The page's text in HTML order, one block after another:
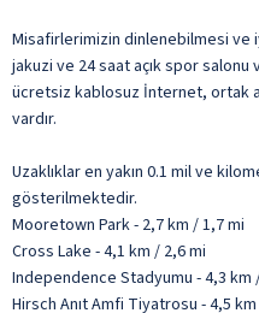
Misafirlerimizin dinlenebilmesi ve
jakuzi ve 24 saat açık spor salonu
ücretsiz kablosuz İnternet, ortak
vardır.
Uzaklıklar en yakın 0.1 mil ve
gösterilmektedir.
Mooretown Park - 2,7 km / 1,7 mi
Cross Lake - 4,1 km / 2,6 mi
Independence Stadyumu - 4,3 km
Hirsch Anıt Amfi Tiyatrosu - 4,5